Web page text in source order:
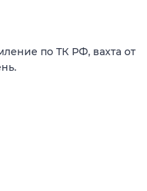
по ТК РФ, вахта от